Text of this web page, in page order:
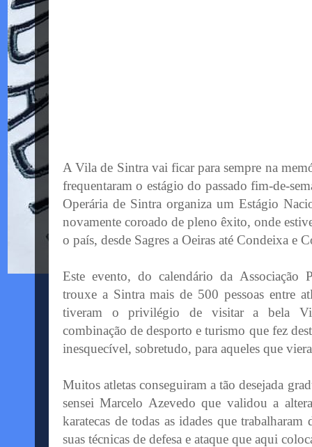
A Vila de Sintra vai ficar para sempre na
frequentaram o estágio do passado fim-de-
Operária de Sintra organiza um Estágio
novamente coroado de pleno êxito, onde
o país, desde Sagres a Oeiras até Condeixa e
Este evento, do calendário da Associação
trouxe a Sintra mais de 500 pessoas entre
tiveram o privilégio de visitar a bela
combinação de desporto e turismo que fez
inesquecível, sobretudo, para aqueles que
Muitos atletas conseguiram a tão desejada
sensei Marcelo Azevedo que validou a
karatecas de todas as idades que trabalharam
suas técnicas de defesa e ataque que aqui